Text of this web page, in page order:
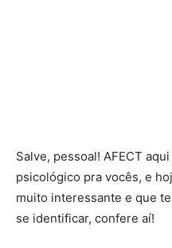
Salve, pessoal! AFECT
psicológico pra vocês, e
muito interessante e que
se identificar, confere aí!